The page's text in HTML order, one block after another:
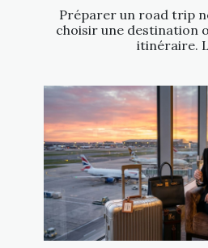
Préparer un road trip
choisir une destination
itinéraire.